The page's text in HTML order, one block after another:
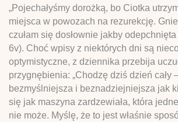
„Pojechałyśmy dorożką, bo Ciotka
miejsca w powozach na rezurekcję.
czułam się dosłownie jakby odepchnięta
6v). Choć wpisy z niektórych dni są
optymistyczne, z dziennika przebija
przygnębienia: „Chodzę dziś dzień cały
bezmyślniejsza i beznadziejniejsza jak
się jak maszyna zardzewiała, która
nie może. Myślę, że to jest właśnie